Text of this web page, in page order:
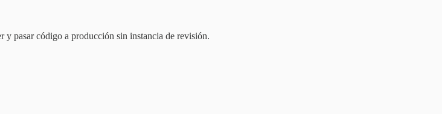
pasar código a producción sin instancia de revisión.